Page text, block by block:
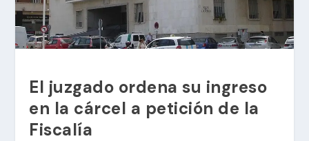
El juzgado ordena su ingreso
en la cárcel a petición de la
Fiscalía